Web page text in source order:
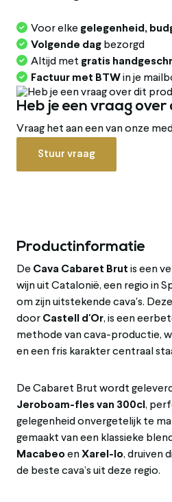
Voor elke gelegenheid,
Volgende dag bezorgd
Altijd met gratis
Factuur met BTW in je
Heb je een vraag
Vraag het aan een van onze
Stuur vraag
Productinformatie
De Cava Cabaret Brut is een
wijn uit Catalonië, een regio in
om zijn uitstekende cava's.
door Castell d'Or, is een
methode van cava-productie,
en een fris karakter centraal
De Cabaret Brut wordt
Jeroboam-fles van 300cl ,
gelegenheid onvergetelijk te
gemaakt van een klassieke
Macabeo en Xarel-lo, druiven
de beste cava’s uit deze regio.